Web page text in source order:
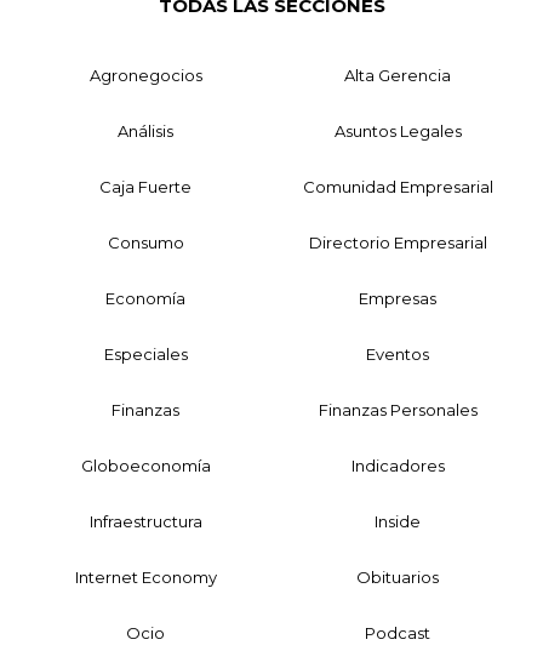
TODAS LAS SECCIONES
Agronegocios Alta Gerencia
Análisis Asuntos Legales
Caja Fuerte Comunidad Empresarial
Consumo Directorio Empresarial
Economía Empresas
Especiales Eventos
Finanzas Finanzas Personales
Globoeconomía Indicadores
Infraestructura Inside
Internet Economy Obituarios
Ocio Podcast